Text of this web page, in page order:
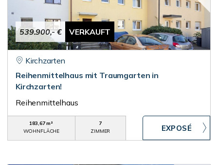
539.900,- € VERKAUFT
Kirchzarten
Reihenmittelhaus mit Traumgarten in
Kirchzarten!
Reihenmittelhaus
183,67 m²
WOHNFLÄCHE
7
ZIMMER